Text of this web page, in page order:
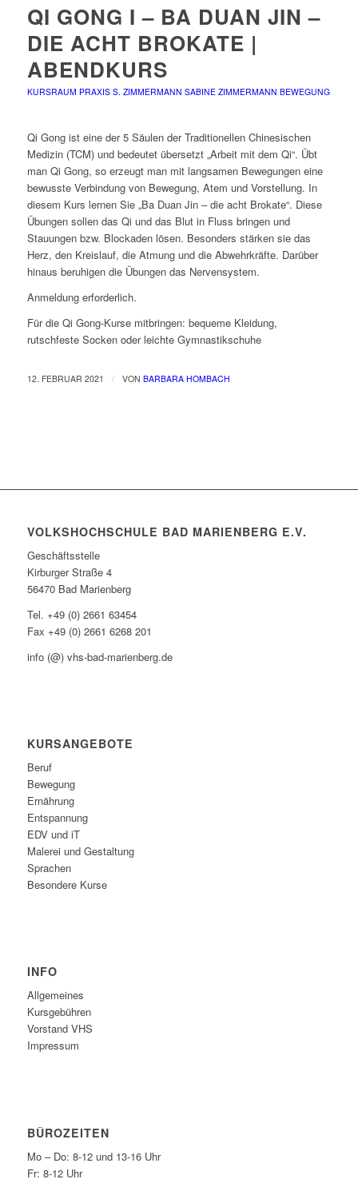
QI GONG I – BA DUAN JIN –
DIE ACHT BROKATE |
ABENDKURS
KURSRAUM PRAXIS S. ZIMMERMANN SABINE ZIMMERMANN BEWEGUNG
Qi Gong ist eine der 5 Säulen der Traditionellen Chinesischen
Medizin (TCM) und bedeutet übersetzt „Arbeit mit dem Qi“. Übt
man Qi Gong, so erzeugt man mit langsamen Bewegungen eine
bewusste Verbindung von Bewegung, Atem und Vorstellung. In
diesem Kurs lernen Sie „Ba Duan Jin – die acht Brokate“. Diese
Übungen sollen das Qi und das Blut in Fluss bringen und
Stauungen bzw. Blockaden lösen. Besonders stärken sie das
Herz, den Kreislauf, die Atmung und die Abwehrkräfte. Darüber
hinaus beruhigen die Übungen das Nervensystem.
Anmeldung erforderlich.
Für die Qi Gong-Kurse mitbringen: bequeme Kleidung,
rutschfeste Socken oder leichte Gymnastikschuhe
12. FEBRUAR 2021 / VON BARBARA HOMBACH
VOLKSHOCHSCHULE BAD MARIENBERG E.V.
Geschäftsstelle
Kirburger Straße 4
56470 Bad Marienberg
Tel. +49 (0) 2661 63454
Fax +49 (0) 2661 6268 201
info (@) vhs-bad-marienberg.de
KURSANGEBOTE
Beruf
Bewegung
Ernährung
Entspannung
EDV und iT
Malerei und Gestaltung
Sprachen
Besondere Kurse
INFO
Allgemeines
Kursgebühren
Vorstand VHS
Impressum
BÜROZEITEN
Mo – Do: 8-12 und 13-16 Uhr
Fr: 8-12 Uhr